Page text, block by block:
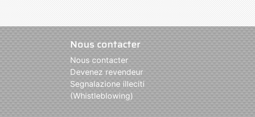
Nous contacter
Nous contacter
Devenez revendeur
Segnalazione illeciti
(Whistleblowing)